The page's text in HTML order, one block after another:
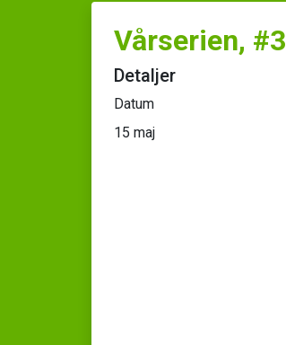
Vårserien, #3
Detaljer
Datum
15 maj